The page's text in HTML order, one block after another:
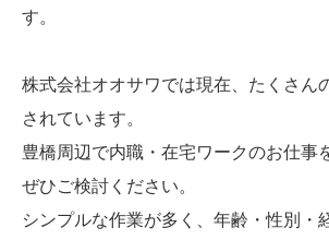
す。
株式会社オオサワでは現在、たくさん
されています。
豊橋周辺で内職・在宅ワークのお仕事
ぜひご検討ください。
シンプルな作業が多く、年齢・性別・